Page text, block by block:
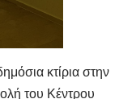
κτίρια στην
του Κέντρου